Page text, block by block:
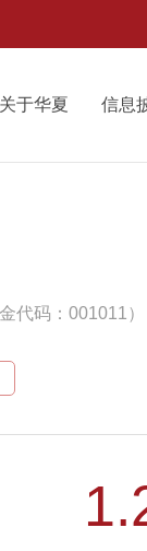
关于华夏 信息
金代码：001011）